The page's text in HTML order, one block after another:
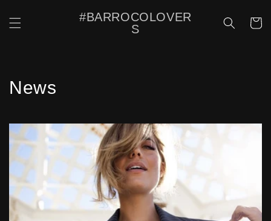
conteúdo
#BARROCOLOVER
S
News